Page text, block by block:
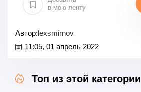
в мою ленту
Автор:lexsmirnov
11:05, 01 апрель 2022
Топ из этой категории